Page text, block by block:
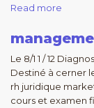
Read more
Le 8/1 1 / 12
Destiné à cerner
rh juridique
cours et examen